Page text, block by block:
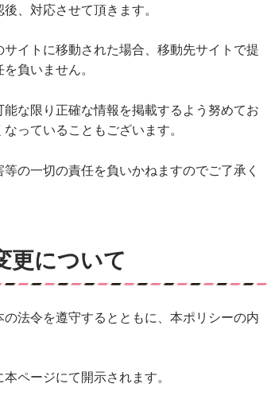
、対応させて頂きます。
イトに移動された場合、移動先サイトで提
負いません。
な限り正確な情報を掲載するよう努めてお
っていることもございます。
の一切の責任を負いかねますのでご了承く
更について
法令を遵守するとともに、本ポリシーの内
ページにて開示されます。